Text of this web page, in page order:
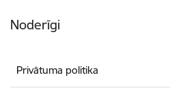
Noderīgi
Privātuma politika